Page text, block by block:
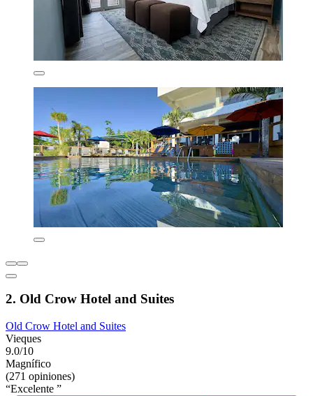
2. Old Crow Hotel and Suites
Old Crow Hotel and Suites
Vieques
9.0/10
Magnífico
(271 opiniones)
“Excelente ”